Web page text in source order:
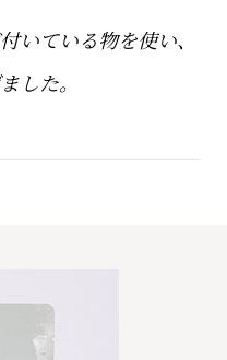
いている物を使い、
した。